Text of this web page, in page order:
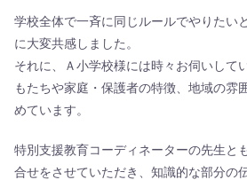
学校全体で一斉に同じルールでやりたい
に大変共感しました。
それに、Ａ小学校様には時々お伺いして
もたちや家庭・保護者の特徴、地域の雰
めています。
特別支援教育コーディネーターの先生と
合せをさせていただき、知識的な部分の